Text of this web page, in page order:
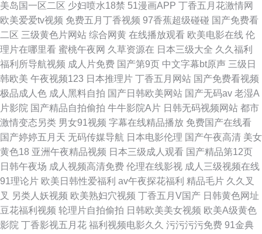
美岛国一区二区 少妇喷水18禁 51漫画APP 丁香五月花激情网
欧美爱爱tv视频 免费五月丁香视频 97香蕉超级碰碰 国产免费看
二区 三级黄色片网站 综合网黄 在线播放观看 欧美电影在线 伦
理片在哪里看 蜜桃午夜网 久草资源在 日本三级大全 久久福利
福利所导航视频 成人片免费 国产第9页 中文字幕bt原声 三级日
韩欧美 午夜视频123 日本推理片 丁香五月网站 国产免费看视频
极品成人色 成人黑料自拍 国产日韩欧美网站 国产无码av 老湿A
片影院 国产精品自拍偷拍 牛牛影院A片 日韩无码视频网站 都市
激情变态另类 男女91视频 字幕在线精品播放 免费国产在线看
国产婷婷五月天 无码传媒导航 日本电影伦理 国产午夜高清 美女
黄色18 亚洲午夜精品视频 日本三级成人观看 国产精品第12页
日韩午夜场 成人视频高清免费 伦理在线影视 成人三级视频在线
91理论片 欧美日韩性爱福利 av午夜探花福利 精品毛片 久久叉
叉 另类人妖视频 欧美熟妇穴视频 丁香五月V国产 日韩黄色网址
豆花福利视频 轮理片自拍偷拍 日韩欧美美女视频 欧美A级黄色
影院 丁香影视五月花 福利视频电影久久 污污污污免费 91金典